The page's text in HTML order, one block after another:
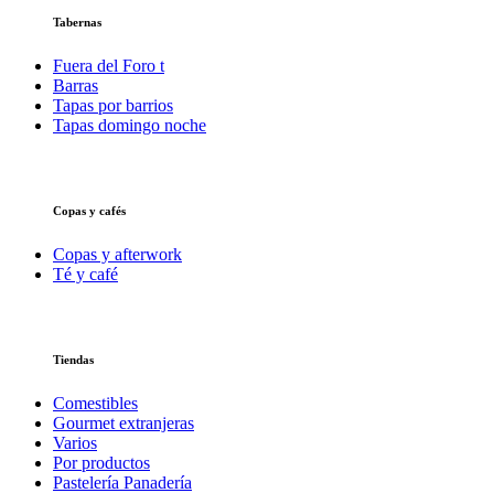
Tabernas
Fuera del Foro t
Barras
Tapas por barrios
Tapas domingo noche
Copas y cafés
Copas y afterwork
Té y café
Tiendas
Comestibles
Gourmet extranjeras
Varios
Por productos
Pastelería Panadería